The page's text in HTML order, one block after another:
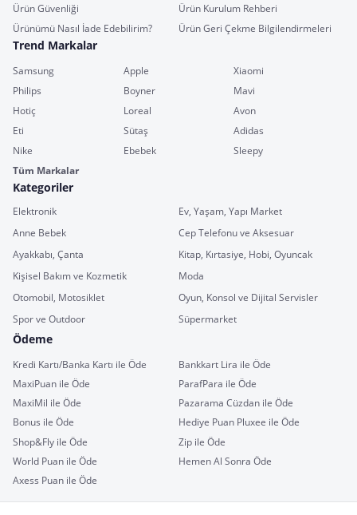
Ürün Güvenliği
Ürün Kurulum Rehberi
Ürünümü Nasıl İade Edebilirim?
Ürün Geri Çekme Bilgilendirmeleri
Trend Markalar
Samsung Apple
Xiaomi
Philips
Boyner
Mavi
Hotiç
Loreal
Avon
Eti
Sütaş
Adidas
Nike
Ebebek
Sleepy
Tüm Markalar
Kategoriler
Elektronik
Ev, Yaşam, Yapı Market
Anne Bebek
Cep Telefonu ve Aksesuar
Ayakkabı, Çanta
Kitap, Kırtasiye, Hobi, Oyuncak
Kişisel Bakım ve Kozmetik
Moda
Otomobil, Motosiklet
Oyun, Konsol ve Dijital Servisler
Spor ve Outdoor
Süpermarket
Ödeme
Kredi Kartı/Banka Kartı ile Öde
Bankkart Lira ile Öde
MaxiPuan ile Öde
ParafPara ile Öde
MaxiMil ile Öde
Pazarama Cüzdan ile Öde
Bonus ile Öde
Hediye Puan Pluxee ile Öde
Shop&Fly ile Öde
Zip ile Öde
World Puan ile Öde
Hemen Al Sonra Öde
Axess Puan ile Öde